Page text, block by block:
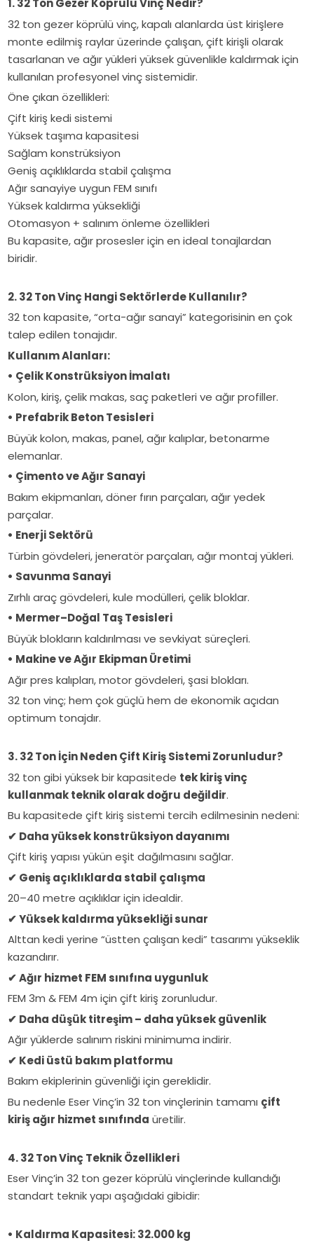
1. 32 Ton Gezer Köprülü Vinç Nedir?
32 ton gezer köprülü vinç, kapalı alanlarda üst kirişlere
monte edilmiş raylar üzerinde çalışan, çift kirişli olarak
tasarlanan ve ağır yükleri yüksek güvenlikle kaldırmak için
kullanılan profesyonel vinç sistemidir.
Öne çıkan özellikleri:
Çift kiriş kedi sistemi
Yüksek taşıma kapasitesi
Sağlam konstrüksiyon
Geniş açıklıklarda stabil çalışma
Ağır sanayiye uygun FEM sınıfı
Yüksek kaldırma yüksekliği
Otomasyon + salınım önleme özellikleri
Bu kapasite, ağır prosesler için en ideal tonajlardan
biridir.
2. 32 Ton Vinç Hangi Sektörlerde Kullanılır?
32 ton kapasite, “orta-ağır sanayi” kategorisinin en çok
talep edilen tonajıdır.
Kullanım Alanları:
• Çelik Konstrüksiyon İmalatı
Kolon, kiriş, çelik makas, saç paketleri ve ağır profiller.
• Prefabrik Beton Tesisleri
Büyük kolon, makas, panel, ağır kalıplar, betonarme
elemanlar.
• Çimento ve Ağır Sanayi
Bakım ekipmanları, döner fırın parçaları, ağır yedek
parçalar.
• Enerji Sektörü
Türbin gövdeleri, jeneratör parçaları, ağır montaj yükleri.
• Savunma Sanayi
Zırhlı araç gövdeleri, kule modülleri, çelik bloklar.
• Mermer–Doğal Taş Tesisleri
Büyük blokların kaldırılması ve sevkiyat süreçleri.
• Makine ve Ağır Ekipman Üretimi
Ağır pres kalıpları, motor gövdeleri, şasi blokları.
32 ton vinç; hem çok güçlü hem de ekonomik açıdan
optimum tonajdır.
3. 32 Ton İçin Neden Çift Kiriş Sistemi Zorunludur?
32 ton gibi yüksek bir kapasitede tek kiriş vinç
kullanmak teknik olarak doğru değildir.
Bu kapasitede çift kiriş sistemi tercih edilmesinin nedeni:
✔ Daha yüksek konstrüksiyon dayanımı
Çift kiriş yapısı yükün eşit dağılmasını sağlar.
✔ Geniş açıklıklarda stabil çalışma
20–40 metre açıklıklar için idealdir.
✔Yüksek kaldırma yüksekliği sunar
Alttan kedi yerine “üstten çalışan kedi” tasarımı yükseklik
kazandırır.
✔Ağır hizmet FEM sınıfına uygunluk
FEM 3m & FEM 4m için çift kiriş zorunludur.
✔ Daha düşük titreşim – daha yüksek güvenlik
Ağır yüklerde salınım riskini minimuma indirir.
✔ Kedi üstü bakım platformu
Bakım ekiplerinin güvenliği için gereklidir.
Bu nedenle Eser Vinç’in 32 ton vinçlerinin tamamı çift
kiriş ağır hizmet sınıfında üretilir.
4. 32 Ton Vinç Teknik Özellikleri
Eser Vinç’in 32 ton gezer köprülü vinçlerinde kullandığı
standart teknik yapı aşağıdaki gibidir:
• Kaldırma Kapasitesi: 32.000 kg